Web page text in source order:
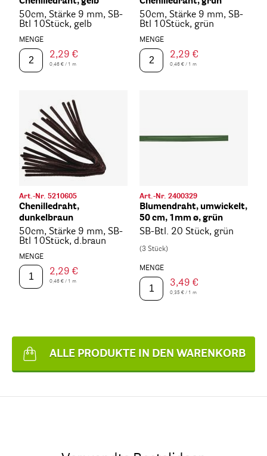
50cm, Stärke 9 mm, SB-
Btl 10Stück, gelb
MENGE
2,29 €
0,46 € / 1 m
50cm, Stärke 9 mm, SB-
Btl 10Stück, grün
MENGE
2,29 €
0,46 € / 1 m
Art.-Nr. 5210605
Chenilledraht,
dunkelbraun
50cm, Stärke 9 mm, SB-
Btl 10Stück, d.braun
MENGE
2,29 €
0,46 € / 1 m
Art.-Nr. 2400329
Blumendraht, umwickelt,
50 cm, 1mm ø, grün
SB-Btl. 20 Stück, grün
(3 Stück)
MENGE
3,49 €
0,35 € / 1 m
ALLE PRODUKTE IN DEN WARENKORB